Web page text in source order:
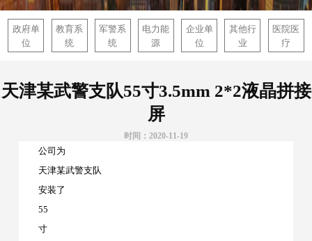
政府单
位
教育系
统
军警系
统
电力能
源
企业单
位
其他行
业
医院医
疗
天津某武警支队55寸3.5mm 2*2液晶拼接
屏
时间：2020-11-19
公司为
天津某武警支队
安装了
55
寸